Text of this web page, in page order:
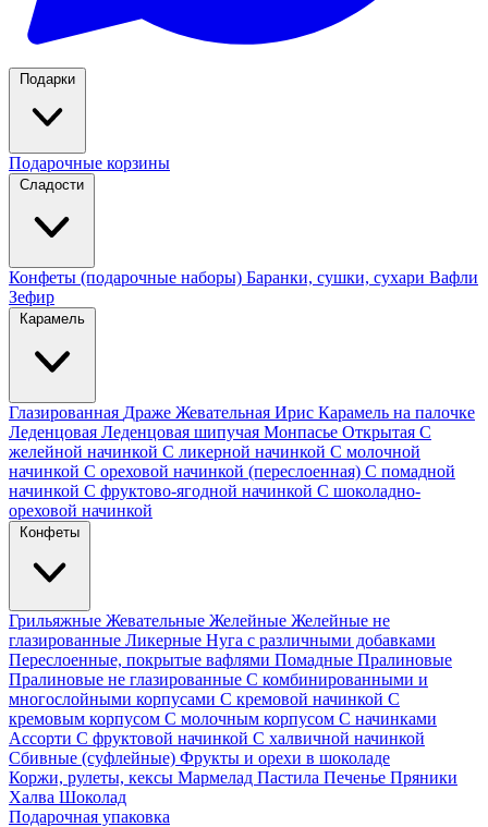
Подарки
Подарочные корзины
Сладости
Конфеты (подарочные наборы) Баранки, сушки, сухари Вафли
Зефир
Карамель
Глазированная Драже Жевательная Ирис Карамель на палочке
Леденцовая Леденцовая шипучая Монпасье Открытая С
желейной начинкой С ликерной начинкой С молочной
начинкой С ореховой начинкой (переслоенная) С помадной
начинкой С фруктово-ягодной начинкой С шоколадно-
ореховой начинкой
Конфеты
Грильяжные Жевательные Желейные Желейные не
глазированные Ликерные Нуга с различными добавками
Переслоенные, покрытые вафлями Помадные Пралиновые
Пралиновые не глазированные С комбинированными и
многослойными корпусами С кремовой начинкой С
кремовым корпусом С молочным корпусом С начинками
Ассорти С фруктовой начинкой С халвичной начинкой
Сбивные (суфлейные) Фрукты и орехи в шоколаде
Коржи, рулеты, кексы Мармелад Пастила Печенье Пряники
Халва Шоколад
Подарочная упаковка